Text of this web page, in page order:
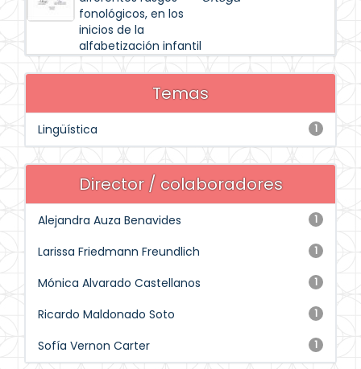
fonológicos, en los
inicios de la
alfabetización infantil
Temas
1
Lingüística
Director / colaboradores
1
Alejandra Auza Benavides
1
Larissa Friedmann Freundlich
1
Mónica Alvarado Castellanos
1
Ricardo Maldonado Soto
1
Sofía Vernon Carter